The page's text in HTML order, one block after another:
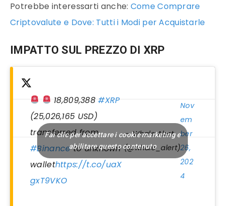
Potrebbe interessarti anche: Come Comprare
Criptovalute e Dove: Tutti i Modi per Acquistarle
IMPATTO SUL PREZZO DI XRP
18,809,388#XRP
(25,026,165 USD)
transferred from
#Binanceto unknown
wallethttps://t.co/uaX
gxT9VKO
— Whale Alert
(@whale_alert)
Nov
em
ber
26,
202
4
Fai clic per accettare i cookie marketing e
abilitare questo contenuto